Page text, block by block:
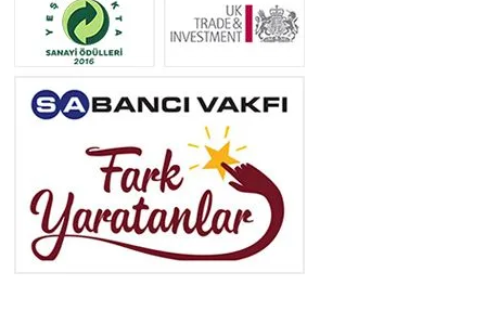
Yeşilist
Tüm yazıları görüntüle